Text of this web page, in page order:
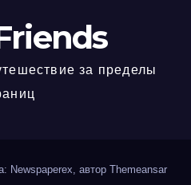
за пределы
Newspaperex, автор Themeansar